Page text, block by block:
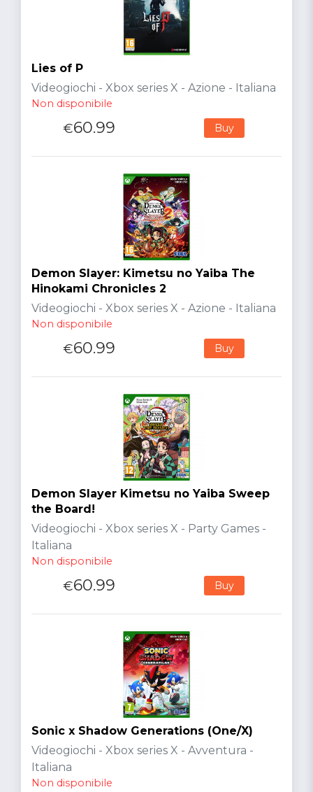
Lies of P
Videogiochi - Xbox series X - Azione - Italiana
Non disponibile
€60.99 Buy
Demon Slayer: Kimetsu no Yaiba The
Hinokami Chronicles 2
Videogiochi - Xbox series X - Azione - Italiana
Non disponibile
€60.99 Buy
Demon Slayer Kimetsu no Yaiba Sweep
the Board!
Videogiochi - Xbox series X - Party Games -
Italiana
Non disponibile
€60.99 Buy
Sonic x Shadow Generations (One/X)
Videogiochi - Xbox series X - Avventura -
Italiana
Non disponibile